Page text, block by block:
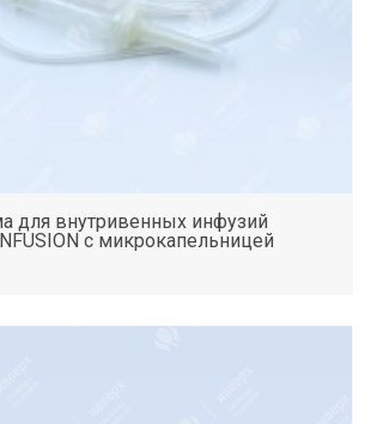
для внутривенных инфузий
с микрокапельницей